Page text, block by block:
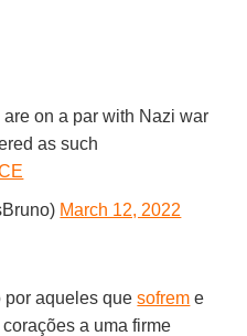
on a par with Nazi war
as such
March 12, 2022
por aqueles quesofrem e
a uma firme